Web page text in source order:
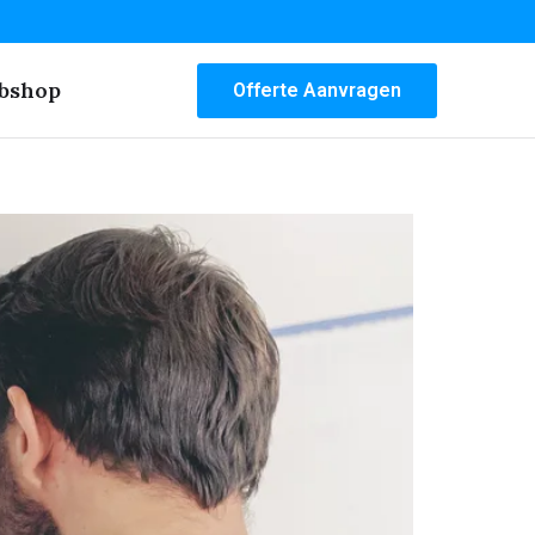
Offerte Aanvragen